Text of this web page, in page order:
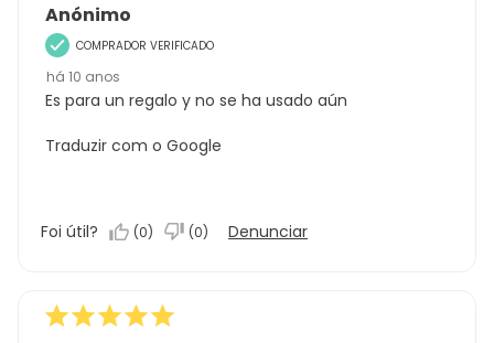
Anónimo
COMPRADOR VERIFICADO
há 10 anos
Es para un regalo y no se ha usado aún
Traduzir com o Google
Foi útil? (0) (0) Denunciar